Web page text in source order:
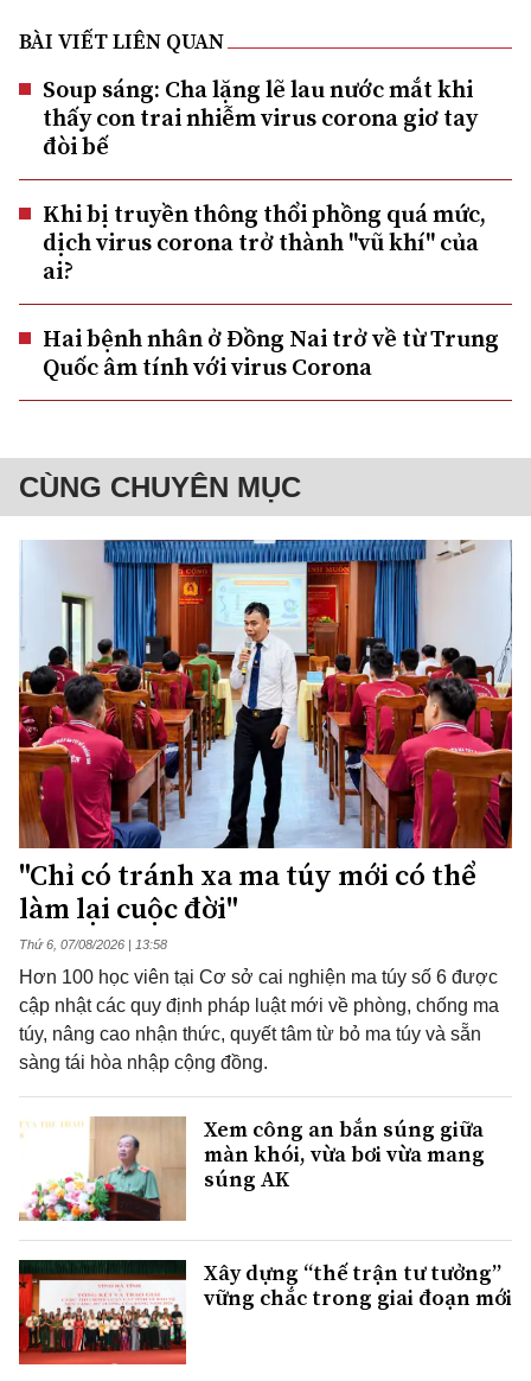
BÀI VIẾT LIÊN QUAN
Soup sáng: Cha lặng lẽ lau nước mắt khi
thấy con trai nhiễm virus corona giơ tay
đòi bế
Khi bị truyền thông thổi phồng quá mức,
dịch virus corona trở thành "vũ khí" của
ai?
Hai bệnh nhân ở Đồng Nai trở về từ Trung
Quốc âm tính với virus Corona
CÙNG CHUYÊN MỤC
"Chỉ có tránh xa ma túy mới có thể
làm lại cuộc đời"
Thứ 6, 07/08/2026 | 13:58
Hơn 100 học viên tại Cơ sở cai nghiện ma túy số 6 được
cập nhật các quy định pháp luật mới về phòng, chống ma
túy, nâng cao nhận thức, quyết tâm từ bỏ ma túy và sẵn
sàng tái hòa nhập cộng đồng.
Xem công an bắn súng giữa
màn khói, vừa bơi vừa mang
súng AK
Xây dựng “thế trận tư tưởng”
vững chắc trong giai đoạn mới